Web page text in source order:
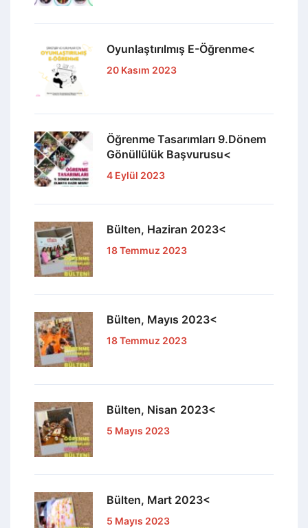
Oyunlaştırılmış E-Öğrenme<
20 Kasım 2023
Öğrenme Tasarımları 9.Dönem
Gönüllülük Başvurusu<
4 Eylül 2023
Bülten, Haziran 2023<
18 Temmuz 2023
Bülten, Mayıs 2023<
18 Temmuz 2023
Bülten, Nisan 2023<
5 Mayıs 2023
Bülten, Mart 2023<
5 Mayıs 2023